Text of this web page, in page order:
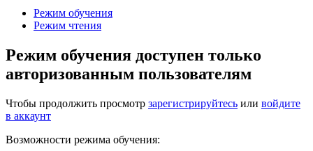
Режим обучения
Режим чтения
Режим обучения доступен только
авторизованным пользователям
Чтобы продолжить просмотр зарегистрируйтесь или войдите
в аккаунт
Возможности режима обучения: